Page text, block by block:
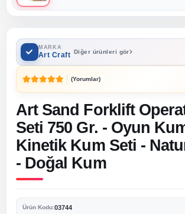
MARKA
Art Craft Diğer ürünleri gör
(Yorumlar)
Art Sand Forklift
Seti 750 Gr. - Oyun
Kinetik Kum Seti -
- Doğal Kum
Ürün Kodu:03744